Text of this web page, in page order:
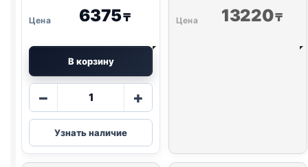
6375₸
В корзину
−
Количество
Royal
Canin
сух.
+
Узнать наличие
13220₸